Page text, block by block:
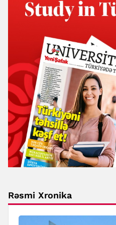
Rəsmi Xronika